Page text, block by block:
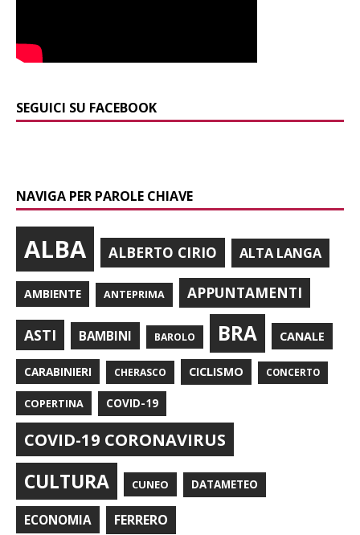
SEGUICI SU FACEBOOK
NAVIGA PER PAROLE CHIAVE
ALBA ALBERTO CIRIO ALTA LANGA
AMBIENTE ANTEPRIMA APPUNTAMENTI
ASTI BAMBINI BAROLO BRA CANALE
CARABINIERI CHERASCO CICLISMO CONCERTO
COPERTINA COVID-19
COVID-19 CORONAVIRUS
CULTURA CUNEO DATAMETEO
ECONOMIA FERRERO